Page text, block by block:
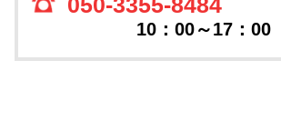
10：00～17：00